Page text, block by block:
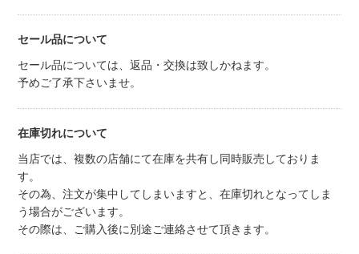
セール品について
セール品については、返品・交換は致しかねます。
予めご了承下さいませ。
在庫切れについて
当店では、複数の店舗にて在庫を共有し同時販売しておりま
す。
その為、注文が集中してしまいますと、在庫切れとなってしま
う場合がございます。
その際は、ご購入後に別途ご連絡させて頂きます。